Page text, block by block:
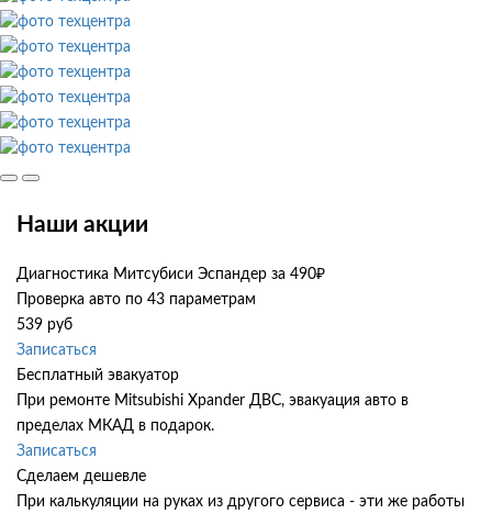
Наши акции
Диагностика Митсубиси Эспандер за 490₽
Проверка авто по 43 параметрам
539 руб
Записаться
Бесплатный эвакуатор
При ремонте Mitsubishi Xpander ДВС, эвакуация авто в
пределах МКАД в подарок.
Записаться
Сделаем дешевле
При калькуляции на руках из другого сервиса - эти же работы